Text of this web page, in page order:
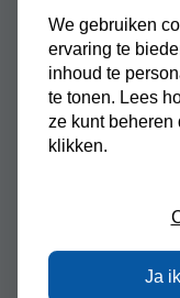
groeien
We gebruiken
ervaring te
inhoud te
te tonen. Lees
ze kunt
klikken.
Ja